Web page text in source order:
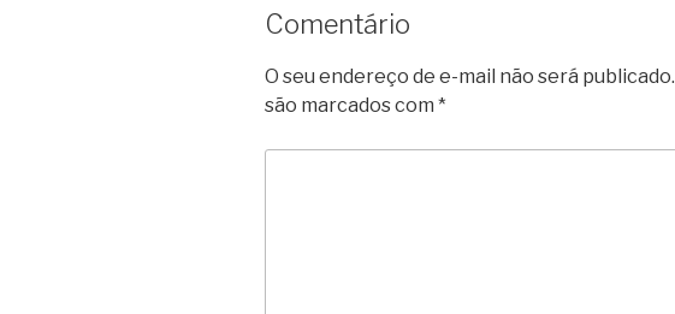
Comentário
O seu endereço de e-mail não será publicado.
são marcados com *